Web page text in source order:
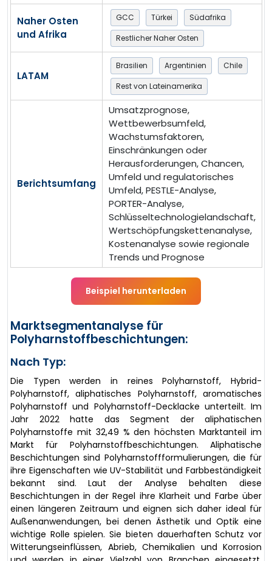
Naher Osten
und Afrika
GCC Türkei
Südafrika
Restlicher Naher Osten
LATAM
Brasilien Argentinien
Chile
Rest von Lateinamerika
Berichtsumfang
Umsatzprognose,
Wettbewerbsumfeld,
Wachstumsfaktoren,
Einschränkungen oder
Herausforderungen, Chancen,
Umfeld und regulatorisches
Umfeld, PESTLE-Analyse,
PORTER-Analyse,
Schlüsseltechnologielandschaft,
Wertschöpfungskettenanalyse,
Kostenanalyse sowie regionale
Trends und Prognose
Beispiel herunterladen
Marktsegmentanalyse für
Polyharnstoffbeschichtungen:
Nach Typ:
Die Typen werden in reines Polyharnstoff, Hybrid-
Polyharnstoff, aliphatisches Polyharnstoff, aromatisches
Polyharnstoff und Polyharnstoff-Decklacke unterteilt. Im
Jahr 2022 hatte das Segment der aliphatischen
Polyharnstoffe mit 32,49 % den höchsten Marktanteil im
Markt für Polyharnstoffbeschichtungen. Aliphatische
Beschichtungen sind Polyharnstoffformulierungen, die für
ihre Eigenschaften wie UV-Stabilität und Farbbeständigkeit
bekannt sind. Laut der Analyse behalten diese
Beschichtungen in der Regel ihre Klarheit und Farbe über
einen längeren Zeitraum und eignen sich daher ideal für
Außenanwendungen, bei denen Ästhetik und Optik eine
wichtige Rolle spielen. Sie bieten dauerhaften Schutz vor
Witterungseinflüssen, Abrieb, Chemikalien und Korrosion